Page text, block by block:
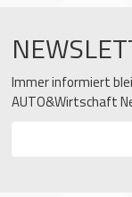
Immer informiert
AUTO&Wirtschaft